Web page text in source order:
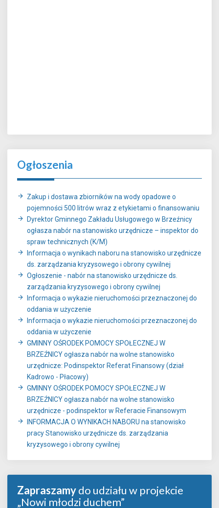
Ogłoszenia
Zakup i dostawa zbiorników na wody opadowe o
pojemności 500 litrów wraz z etykietami o finansowaniu
Dyrektor Gminnego Zakładu Usługowego w Brzeźnicy
ogłasza nabór na stanowisko urzędnicze – inspektor do
spraw technicznych (K/M)
Informacja o wynikach naboru na stanowisko urzędnicze
ds. zarządzania kryzysowego i obrony cywilnej
Ogłoszenie - nabór na stanowisko urzędnicze ds.
zarządzania kryzysowego i obrony cywilnej
Informacja o wykazie nieruchomości przeznaczonej do
oddania w użyczenie
Informacja o wykazie nieruchomości przeznaczonej do
oddania w użyczenie
GMINNY OŚRODEK POMOCY SPOŁECZNEJ W
BRZEŹNICY ogłasza nabór na wolne stanowisko
urzędnicze: Podinspektor Referat Finansowy (dział
Kadrowo - Płacowy)
GMINNY OŚRODEK POMOCY SPOŁECZNEJ W
BRZEŹNICY ogłasza nabór na wolne stanowisko
urzędnicze - podinspektor w Referacie Finansowym
INFORMACJA O WYNIKACH NABORU na stanowisko
pracy Stanowisko urzędnicze ds. zarządzania
kryzysowego i obrony cywilnej
Zapraszamydo udziału w projekcie
„Nowi młodzi duchem”